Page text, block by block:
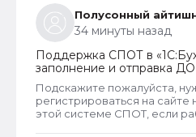
работают чтобы получать
получают. Так что могу
правельно распределены
дохода.
Полусонный
34 минуты назад
Поддержка СПОТ в
заполнение и отправка
обеспечительного
кода
Подскажите пожалуйста,
регистрироваться на сайте
этой системе СПОТ, если